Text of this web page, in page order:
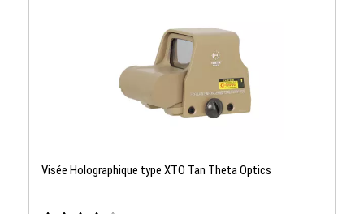
Visée Holographique type XTO Tan Theta Optics